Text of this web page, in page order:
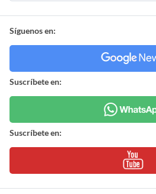
Síguenos en:
Suscríbete en:
Suscríbete en: